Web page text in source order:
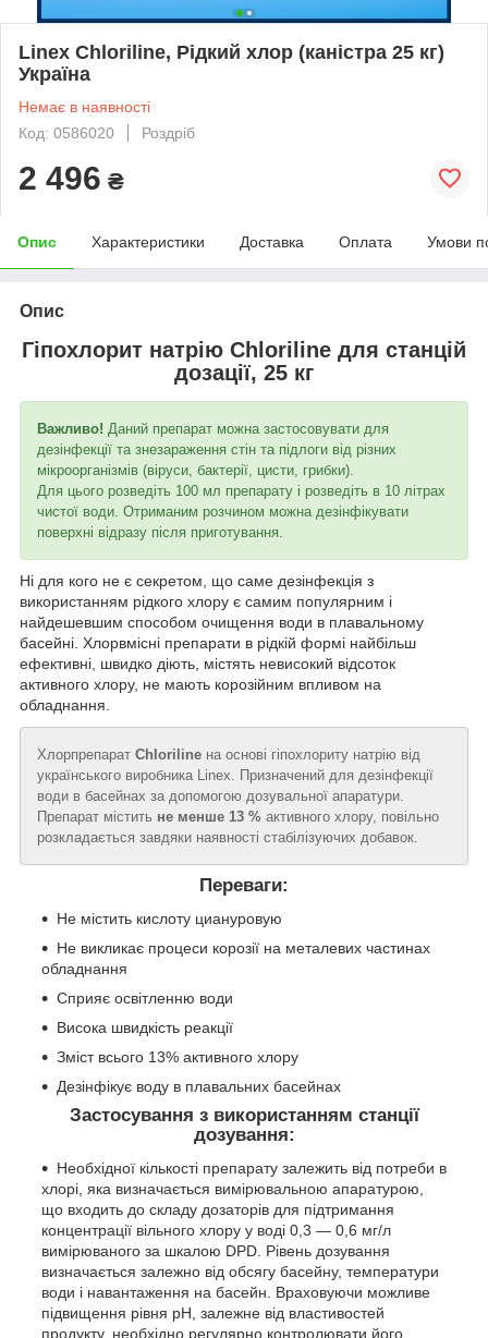
Linex Chloriline, Рідкий хлор (каністра 25 кг)
Україна
Немає в наявності
Код: 0586020
Роздріб
2 496 ₴
Опис Характеристики Доставка Оплата Умови
Опис
Гіпохлорит натрію Chloriline для станцій
дозації, 25 кг
Важливо! Даний препарат можна застосовувати для
дезінфекції та знезараження стін та підлоги від різних
мікроорганізмів (віруси, бактерії, цисти, грибки).
Для цього розведіть 100 мл препарату і розведіть в 10 літрах
чистої води. Отриманим розчином можна дезінфікувати
поверхні відразу після приготування.
Ні для кого не є секретом, що саме дезінфекція з
використанням рідкого хлору є самим популярним і
найдешевшим способом очищення води в плавальному
басейні. Хлорвмісні препарати в рідкій формі найбільш
ефективні, швидко діють, містять невисокий відсоток
активного хлору, не мають корозійним впливом на
обладнання.
Хлорпрепарат Chloriline на основі гіпохлориту натрію від
українського виробника Linex. Призначений для дезінфекції
води в басейнах за допомогою дозувальної апаратури.
Препарат містить не менше 13 % активного хлору, повільно
розкладається завдяки наявності стабілізуючих добавок.
Переваги:
Не містить кислоту циануровую
Не викликає процеси корозії на металевих частинах
обладнання
Сприяє освітленню води
Висока швидкість реакції
Зміст всього 13% активного хлору
Дезінфікує воду в плавальних басейнах
Застосування з використанням станції
дозування:
Необхідної кількості препарату залежить від потреби в
хлорі, яка визначається вимірювальною апаратурою,
що входить до складу дозаторів для підтримання
концентрації вільного хлору у воді 0,3 — 0,6 мг/л
вимірюваного за шкалою DPD. Рівень дозування
визначається залежно від обсягу басейну, температури
води і навантаження на басейн. Враховуючи можливе
підвищення рівня pH, залежне від властивостей
продукту, необхідно регулярно контролювати його